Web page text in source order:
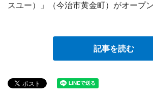
スユー）」（今治市黄金町）がオープン
記事を読む